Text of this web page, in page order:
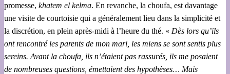
promesse, khatem el kelma. En revanche, la choufa, est davantage
une visite de courtoisie qui a généralement lieu dans la simplicité et
la discrétion, en plein après-midi à l’heure du thé. « Dès lors qu’ils
ont rencontré les parents de mon mari, les miens se sont sentis plus
sereins. Avant la choufa, ils n’étaient pas rassurés, ils me posaient
de nombreuses questions, émettaient des hypothèses… Mais